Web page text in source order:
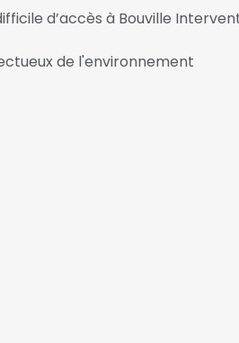
d’accès à Bouville
de l'environnement